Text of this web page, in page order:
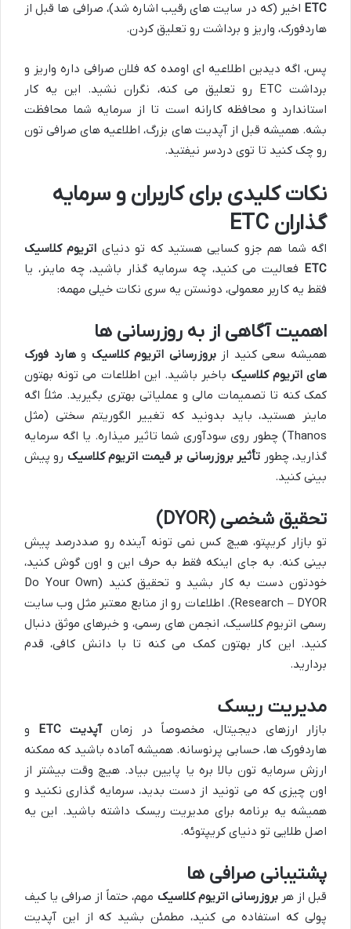
ETC اخیر (که در سایت های رقیب اشاره شد)، صرافی ها قبل از
هاردفورک، واریز و برداشت رو تعلیق کردن.
پس، اگه دیدین اطلاعیه ای اومده که فلان صرافی داره واریز و
برداشت ETC رو تعلیق می کنه، نگران نشید. این یه کار
استاندارد و محافظه کارانه است تا از سرمایه شما محافظت
بشه. همیشه قبل از آپدیت های بزرگ، اطلاعیه های صرافی تون
رو چک کنید تا توی دردسر نیفتید.
نکات کلیدی برای کاربران و سرمایه
گذاران ETC
اگه شما هم جزو کسایی هستید که تو دنیای اتریوم کلاسیک
ETC فعالیت می کنید، چه سرمایه گذار باشید، چه ماینر، یا
فقط یه کاربر معمولی، دونستن یه سری نکات خیلی مهمه:
اهمیت آگاهی از به روزرسانی ها
همیشه سعی کنید ازبروزرسانی اتریوم کلاسیک وهارد فورک
های اتریوم کلاسیک باخبر باشید. این اطلاعات می تونه بهتون
کمک کنه تا تصمیمات مالی و عملیاتی بهتری بگیرید. مثلاً اگه
ماینر هستید، باید بدونید که تغییر الگوریتم سختی (مثل
Thanos) چطور روی سودآوری شما تاثیر میذاره. یا اگه سرمایه
گذارید، چطور تأثیر بروزرسانی بر قیمت اتریوم کلاسیک رو پیش
بینی کنید.
تحقیق شخصی (DYOR)
تو بازار کریپتو، هیچ کس نمی تونه آینده رو صددرصد پیش
بینی کنه. به جای اینکه فقط به حرف این و اون گوش کنید،
خودتون دست به کار بشید و تحقیق کنید (Do Your Own
Research – DYOR). اطلاعات رو از منابع معتبر مثل وب سایت
رسمی اتریوم کلاسیک، انجمن های رسمی، و خبرهای موثق دنبال
کنید. این کار بهتون کمک می کنه تا با دانش کافی، قدم
بردارید.
مدیریت ریسک
بازار ارزهای دیجیتال، مخصوصاً در زمانآپدیت ETC
و
هاردفورک ها، حسابی پرنوسانه. همیشه آماده باشید که ممکنه
ارزش سرمایه تون بالا بره یا پایین بیاد. هیچ وقت بیشتر از
اون چیزی که می تونید از دست بدید، سرمایه گذاری نکنید و
همیشه یه برنامه برای مدیریت ریسک داشته باشید. این یه
اصل طلایی تو دنیای کریپتوئه.
پشتیبانی صرافی ها
قبل از هربروزرسانی اتریوم کلاسیک مهم، حتماً از صرافی یا کیف
پولی که استفاده می کنید، مطمئن بشید که از این آپدیت